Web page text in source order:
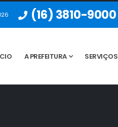
(16) 3810-9000
A PREFEITURA SERVIÇOS